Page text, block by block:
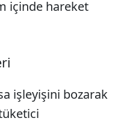
içinde hareket
işleyişini bozarak